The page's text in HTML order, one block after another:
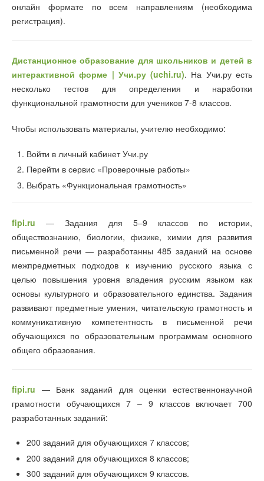
онлайн формате по всем направлениям (необходима
регистрация).
Дистанционное образование для школьников и детей в
интерактивной форме | Учи.ру (uchi.ru). На Учи.ру есть
несколько тестов для определения и наработки
функциональной грамотности для учеников 7-8 классов.
Чтобы использовать материалы, учителю необходимо:
Войти в личный кабинет Учи.ру
Перейти в сервис «Проверочные работы»
Выбрать «Функциональная грамотность»
fipi.ru — Задания для 5–9 классов по истории,
обществознанию, биологии, физике, химии для развития
письменной речи — разработанны 485 заданий на основе
межпредметных подходов к изучению русского языка с
целью повышения уровня владения русским языком как
основы культурного и образовательного единства. Задания
развивают предметные умения, читательскую грамотность и
коммуникативную компетентность в письменной речи
обучающихся по образовательным программам основного
общего образования.
fipi.ru — Банк заданий для оценки естественнонаучной
грамотности обучающихся 7 – 9 классов включает 700
разработанных заданий:
200 заданий для обучающихся 7 классов;
200 заданий для обучающихся 8 классов;
300 заданий для обучающихся 9 классов.